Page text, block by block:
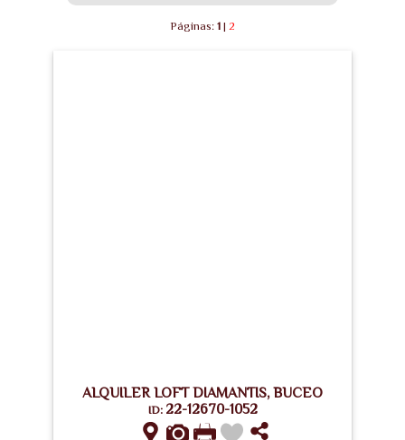
Páginas: 1 | 2
ALQUILER LOFT DIAMANTIS, BUCEO
ID: 22-12670-1052